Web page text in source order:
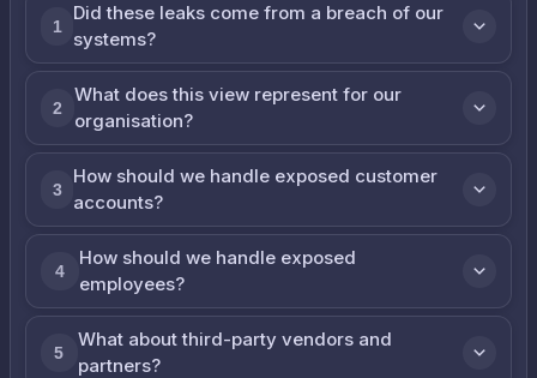
1
Did these leaks come from a breach of our
systems?
2
What does this view represent for our
organisation?
3
How should we handle exposed customer
accounts?
4
How should we handle exposed
employees?
5
What about third-party vendors and
partners?